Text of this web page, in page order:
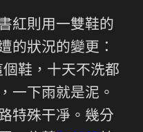
紅則用一雙鞋的
的狀況的變更：
鞋，十天不洗都
一下雨就是泥。
特殊干凈。幾分